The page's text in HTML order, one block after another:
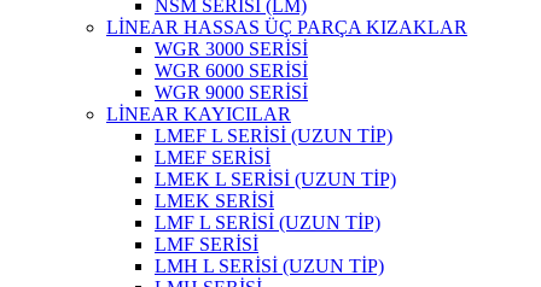
NSM SERİSİ (LM)
LİNEAR HASSAS ÜÇ PARÇA KIZAKLAR
WGR 3000 SERİSİ
WGR 6000 SERİSİ
WGR 9000 SERİSİ
LİNEAR KAYICILAR
LMEF L SERİSİ (UZUN TİP)
LMEF SERİSİ
LMEK L SERİSİ (UZUN TİP)
LMEK SERİSİ
LMF L SERİSİ (UZUN TİP)
LMF SERİSİ
LMH L SERİSİ (UZUN TİP)